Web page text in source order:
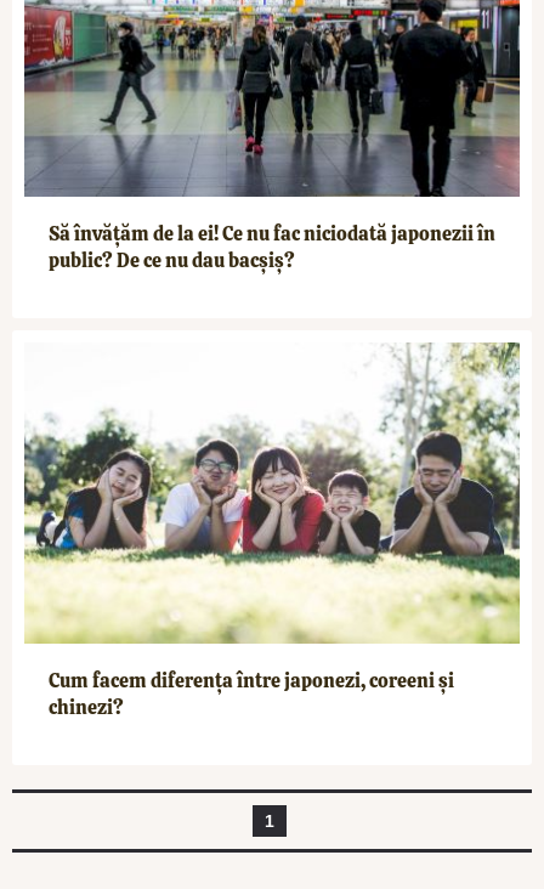
Să învățăm de la ei! Ce nu fac niciodată japonezii în
public? De ce nu dau bacșiș?
Cum facem diferența între japonezi, coreeni și
chinezi?
1